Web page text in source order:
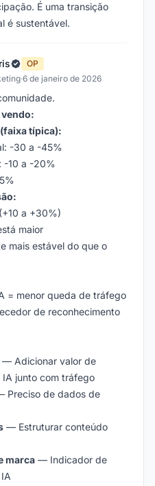
É uma transição
é sustentável.
OP
·6 de janeiro de 2026
vendo:
típica):
-30 a -45%
-10 a -20%
a +30%)
maior
mais estável do que o
= menor queda de tráfego
de reconhecimento
— Adicionar valor de
junto com tráfego
Preciso de dados de
— Estruturar conteúdo
marca — Indicador de